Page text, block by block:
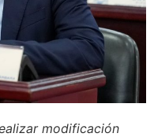
modificación